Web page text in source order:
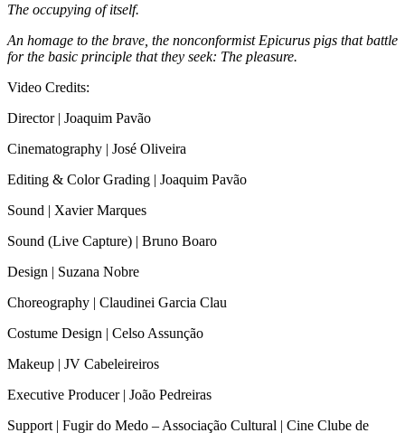
The occupying of itself.
An homage to the brave, the nonconformist Epicurus pigs that battle
for the basic principle that they seek: The pleasure.
Video Credits:
Director | Joaquim Pavão
Cinematography | José Oliveira
Editing & Color Grading | Joaquim Pavão
Sound | Xavier Marques
Sound (Live Capture) | Bruno Boaro
Design | Suzana Nobre
Choreography | Claudinei Garcia Clau
Costume Design | Celso Assunção
Makeup | JV Cabeleireiros
Executive Producer | João Pedreiras
Support | Fugir do Medo – Associação Cultural | Cine Clube de